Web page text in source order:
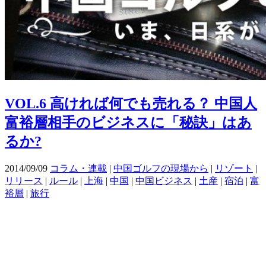
VOL.6 高ければ何でも売れる？ 中国人
富裕層相手のビジネスに「秘訣」はあ
るか?
2014/09/09 コラム・連載 | 中国ゴルフの現場から | リゾート |
リリース | ルール | 上海 | 中国 | 中国ビジネス | 土産 | 宿泊 | 富
裕層 | 旅行